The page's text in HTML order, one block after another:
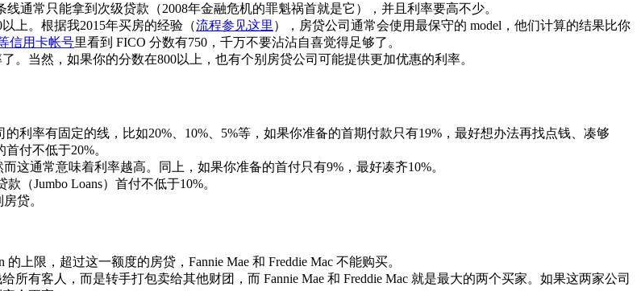
线通常只能拿到次级贷款（2008年金融危机的罪魁祸首就是它），并且利率要高不少。
上。根据我2015年买房的经验（流程参见这里 ），房贷公司通常会使用最保守的 model，他们计算的结果比你
信用卡帐号里看到 FICO 分数有750，千万不要沾沾自喜觉得足够了。
。当然，如果你的分数在800以上，也有个别房贷公司可能提供更加优惠的利率。
利率有固定的线，比如20%、10%、5%等，如果你准备的首期付款只有19%，最好想办法再找点钱、凑够
付不低于20%。
而这通常意味着利率越高。同上，如果你准备的首付只有9%，最好凑齐10%。
（Jumbo Loans）首付不低于10%。
贷。
上限，超过这一额度的房贷，Fannie Mae 和 Freddie Mac 不能购买。
有客人，而是转手打包卖给其他财团，而 Fannie Mae 和 Freddie Mac 就是最大的两个买家。如果这两家公司